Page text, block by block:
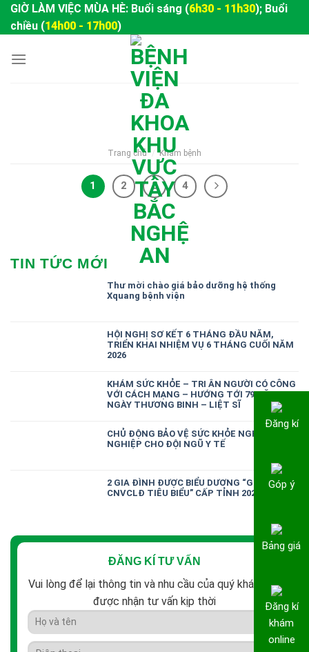
SkipGIỜ LÀM VIỆC MÙA HÈ: Buổi sáng (6h30 - 11h30); Buổi
chiều (14h00 - 17h00)
Trang chủ / Khám bệnh
1 2 3 4
TIN TỨC MỚI
Thư mời chào giá bảo dưỡng hệ thống
Xquang bệnh viện
HỘI NGHỊ SƠ KẾT 6 THÁNG ĐẦU NĂM,
TRIỂN KHAI NHIỆM VỤ 6 THÁNG CUỐI NĂM
2026
KHÁM SỨC KHỎE – TRI ÂN NGƯỜI CÓ CÔNG
VỚI CÁCH MẠNG – HƯỚNG TỚI 79 NĂM
NGÀY THƯƠNG BINH – LIỆT SĨ
CHỦ ĐỘNG BẢO VỆ SỨC KHỎE NGHỀ
NGHIỆP CHO ĐỘI NGŨ Y TẾ
2 GIA ĐÌNH ĐƯỢC BIỂU DƯƠNG “GIA ĐÌNH
CNVCLĐ TIÊU BIỂU” CẤP TỈNH 2026
ĐĂNG KÍ TƯ VẤN
Vui lòng để lại thông tin và nhu cầu của quý khách để
được nhận tư vấn kịp thời
Đăng kí
Góp ý
Bảng giá
Đăng kí
khám
online